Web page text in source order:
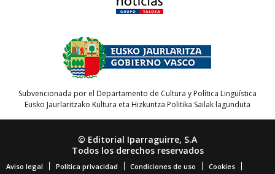
Subvencionada por el Departamento de Cultura y Política Lingüística
Eusko Jaurlaritzako Kultura eta Hizkuntza Politika Sailak lagunduta
© Editorial Iparraguirre, S.A
Todos los derechos reservados
Aviso legal Política privacidad Condiciones de uso Cookies